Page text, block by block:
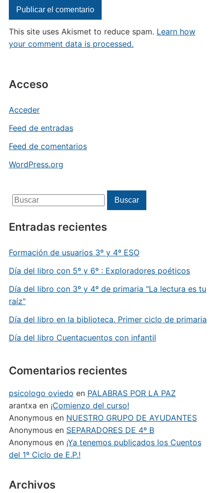
Acceso
Acceder
Feed de entradas
Feed de comentarios
WordPress.org
Buscar: Buscar
Entradas recientes
Formación de usuarios 3º y 4º ESO
Día del libro con 5º y 6º : Exploradores poéticos
Día del libro con 3º y 4º de primaria "La lectura es tu
raíz"
Día del libro en la biblioteca. Primer ciclo de primaria
Día del libro Cuentacuentos con infantil
Comentarios recientes
psicologo oviedo en PALABRAS POR LA PAZ
arantxa en ¡Comienzo del curso!
Anonymousen NUESTRO GRUPO DE AYUDANTES
Anonymousen SEPARADORES DE 4º B
Anonymousen ¡Ya tenemos publicados los Cuentos
del 1º Ciclo de E.P.!
Archivos
This site uses Akismet to reduce spam. Learn how
your comment data is processed.